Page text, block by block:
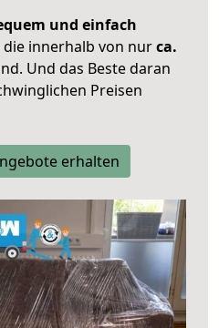
und einfach
die innerhalb von nurca.
Und das Beste daran
Preisen
erhalten